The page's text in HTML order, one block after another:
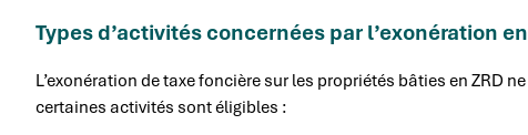
Types d’activités concernées par l’exonération
L’exonération de taxe foncière sur les propriétés bâties en ZRD
certaines activités sont éligibles :